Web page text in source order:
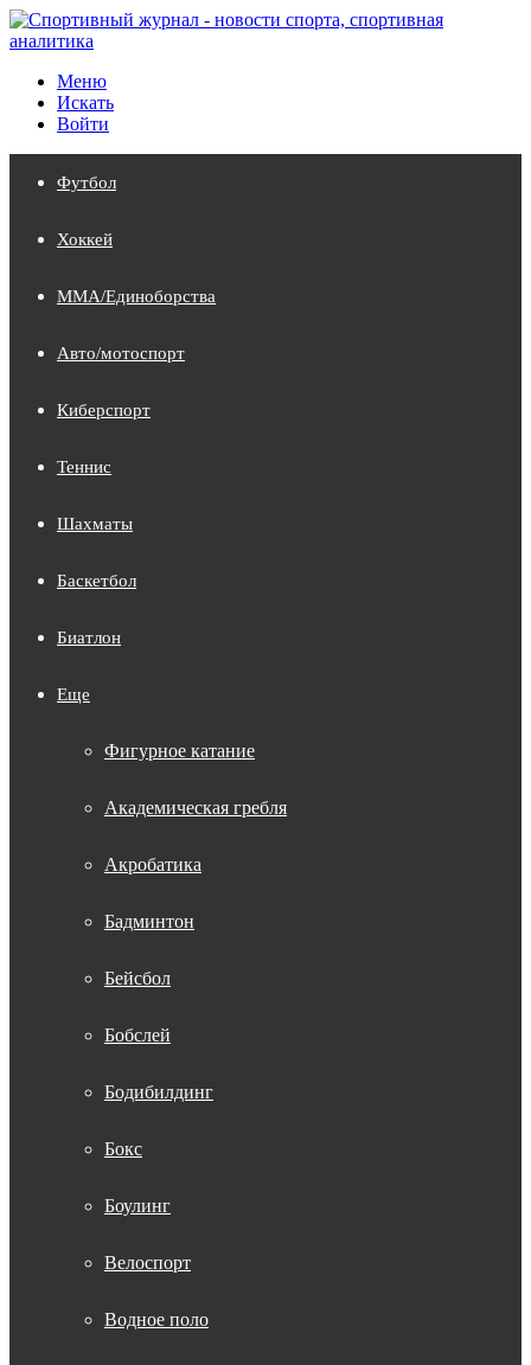
Меню
Искать
Войти
Футбол
Хоккей
MMA/Единоборства
Авто/мотоспорт
Киберспорт
Теннис
Шахматы
Баскетбол
Биатлон
Еще
Фигурное катание
Академическая гребля
Акробатика
Бадминтон
Бейсбол
Бобслей
Бодибилдинг
Бокс
Боулинг
Велоспорт
Водное поло